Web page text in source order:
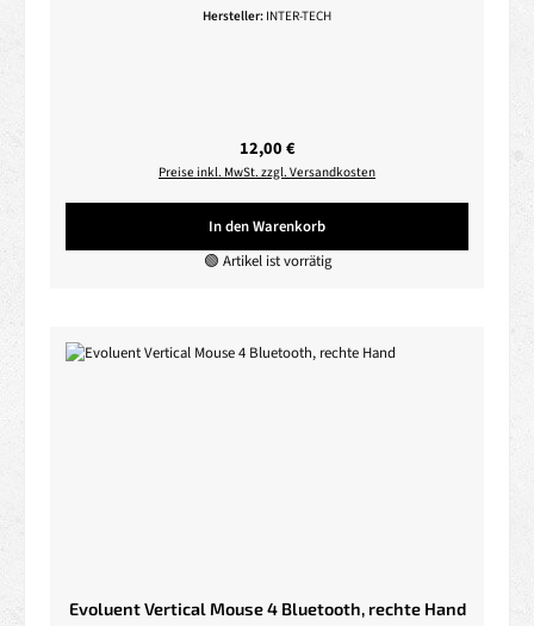
Hersteller: INTER-TECH
Regulärer Preis:
12,00 €
Preise inkl. MwSt. zzgl. Versandkosten
In den Warenkorb
🟢 Artikel ist vorrätig
Evoluent Vertical Mouse 4 Bluetooth, rechte Hand